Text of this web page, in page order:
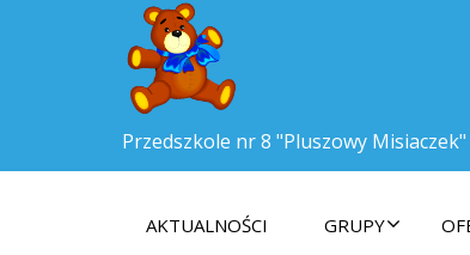
Przedszkole nr 8 "Pluszowy Misiaczek"
AKTUALNOŚCI GRUPY